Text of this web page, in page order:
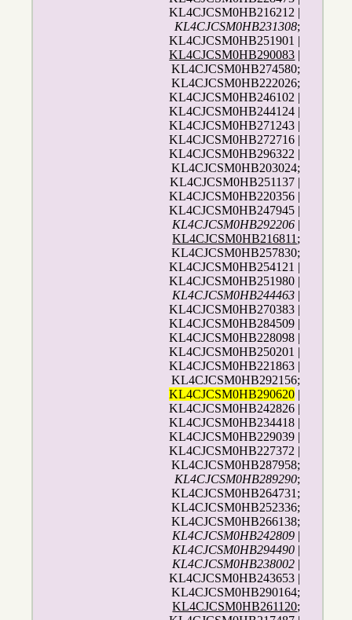
KL4CJCSM0HB216212 |
KL4CJCSM0HB231308;
KL4CJCSM0HB251901 |
KL4CJCSM0HB290083 |
KL4CJCSM0HB274580;
KL4CJCSM0HB222026;
KL4CJCSM0HB246102 |
KL4CJCSM0HB244124 |
KL4CJCSM0HB271243 |
KL4CJCSM0HB272716 |
KL4CJCSM0HB296322 |
KL4CJCSM0HB203024;
KL4CJCSM0HB251137 |
KL4CJCSM0HB220356 |
KL4CJCSM0HB247945 |
KL4CJCSM0HB292206 |
KL4CJCSM0HB216811 ;
KL4CJCSM0HB257830;
KL4CJCSM0HB254121 |
KL4CJCSM0HB251980 |
KL4CJCSM0HB244463 |
KL4CJCSM0HB270383 |
KL4CJCSM0HB284509 |
KL4CJCSM0HB228098 |
KL4CJCSM0HB250201 |
KL4CJCSM0HB221863 |
KL4CJCSM0HB292156;
KL4CJCSM0HB290620 |
KL4CJCSM0HB242826 |
KL4CJCSM0HB234418 |
KL4CJCSM0HB229039 |
KL4CJCSM0HB227372 |
KL4CJCSM0HB287958;
KL4CJCSM0HB289290;
KL4CJCSM0HB264731;
KL4CJCSM0HB252336;
KL4CJCSM0HB266138;
KL4CJCSM0HB242809 |
KL4CJCSM0HB294490 |
KL4CJCSM0HB238002 |
KL4CJCSM0HB243653 |
KL4CJCSM0HB290164;
KL4CJCSM0HB261120;